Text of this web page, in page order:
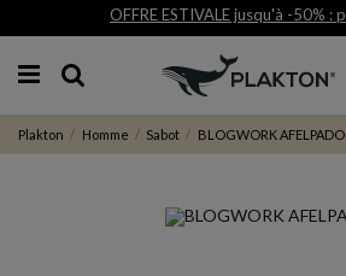
jusqu'à -50% : profitez en ☀️
Plakton Homme Sabot BLOGWORK AFELPADO